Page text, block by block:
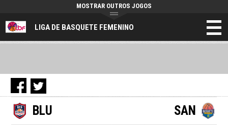
LIGA DE BASQUETE FEMENINO
MOSTRAR OUTROS JOGOS
BLU SAN